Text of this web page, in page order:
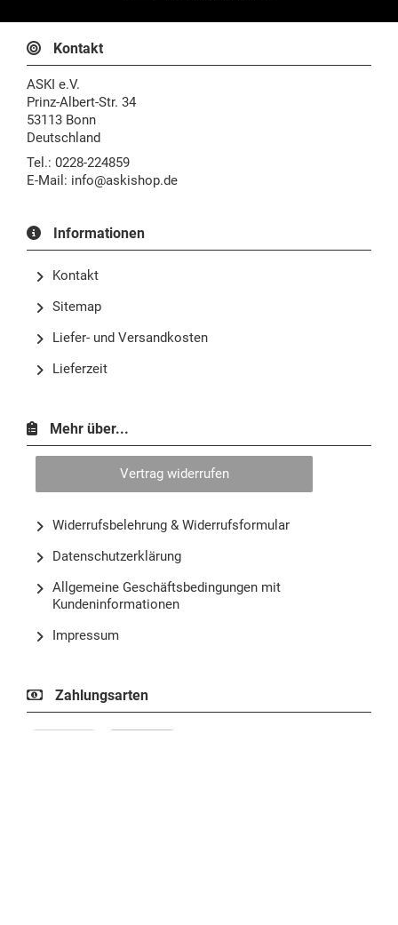
Kontakt
ASKI e.V.
Prinz-Albert-Str. 34
53113 Bonn
Deutschland
Tel.: 0228-224859
E-Mail: info@askishop.de
Informationen
Kontakt
Sitemap
Liefer- und Versandkosten
Lieferzeit
Mehr über...
Vertrag widerrufen
Widerrufsbelehrung & Widerrufsformular
Datenschutzerklärung
Allgemeine Geschäftsbedingungen mit
Kundeninformationen
Impressum
Zahlungsarten